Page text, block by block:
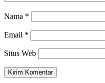
Nama *
Email *
Situs Web